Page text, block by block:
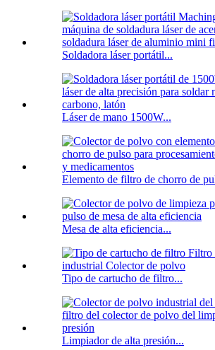
Soldadora láser portátil...
Láser de mano 1500W...
Elemento de filtro de chorro de
Mesa de alta eficiencia...
Tipo de cartucho de filtro...
Limpiador de alta presión...